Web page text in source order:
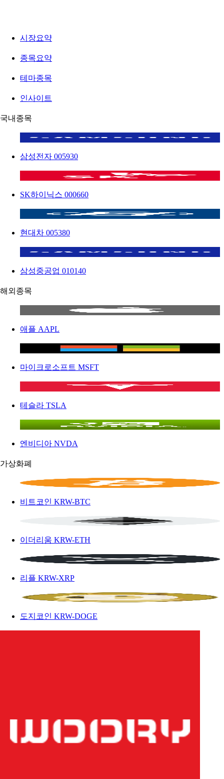
시장요약
종목요약
테마종목
인사이트
국내종목
삼성전자 005930
SK하이닉스 000660
현대차 005380
삼성중공업 010140
해외종목
애플 AAPL
마이크로소프트 MSFT
테슬라 TSLA
엔비디아 NVDA
가상화폐
비트코인 KRW-BTC
이더리움 KRW-ETH
리플 KRW-XRP
도지코인 KRW-DOGE